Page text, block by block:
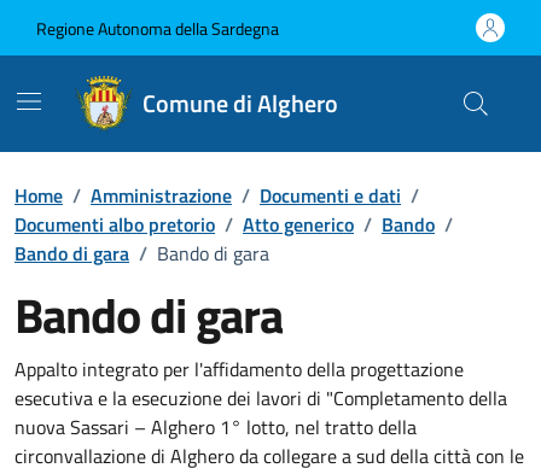
Regione Autonoma della Sardegna
Comune di Alghero
Home / Amministrazione / Documenti e dati /
Documenti albo pretorio / Atto generico / Bando /
Bando di gara / Bando di gara
Bando di gara
Dettaglio del documento
Appalto integrato per l'affidamento della progettazione
esecutiva e la esecuzione dei lavori di "Completamento della
nuova Sassari – Alghero 1° lotto, nel tratto della
circonvallazione di Alghero da collegare a sud della città con le